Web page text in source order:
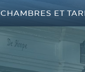
CHAMBRES ET